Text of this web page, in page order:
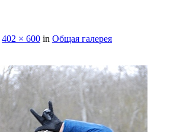
402 × 600 in Общая галерея